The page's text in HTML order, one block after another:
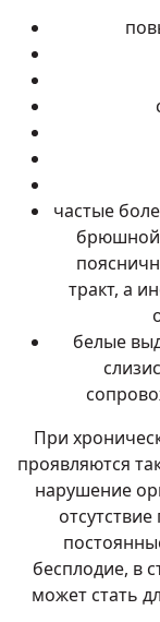
частые
брюшной
тракт, а
белые
При
проявляются
нарушение
бесплодие, в
может стать